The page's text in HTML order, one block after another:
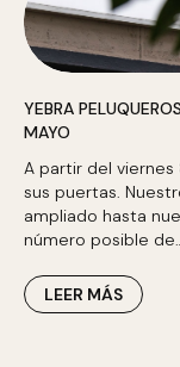
YEBRA
MAYO
A partir del viernes
sus puertas.
ampliado hasta
número posible
LEER MÁS